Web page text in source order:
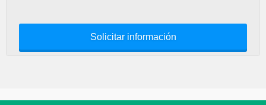
Solicitar información